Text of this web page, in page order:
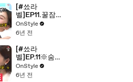
림 들어 보셨나
요?
[#쑈라
벨]EP11.꿀잠을
부르는 나이트
루틴 아이템 리
OnStyle
6년 전
[#쑈라
벨]EP.11※숨은
이벤트 찾기※
선미,효정,한해
OnStyle
6년 전